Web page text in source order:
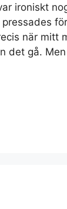
ironiskt
när mitt
det gå.